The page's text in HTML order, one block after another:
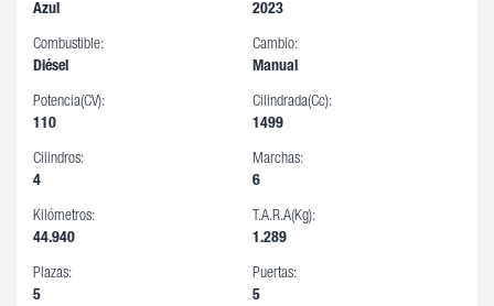
Azul 2023
Combustible:
Diésel
Cambio:
Manual
Potencia(CV):
110
Cilindrada(cc):
1499
Cilindros:
4
Marchas:
6
Kilómetros:
44.940
T.A.R.A(Kg):
1.289
Plazas:
5
Puertas:
5